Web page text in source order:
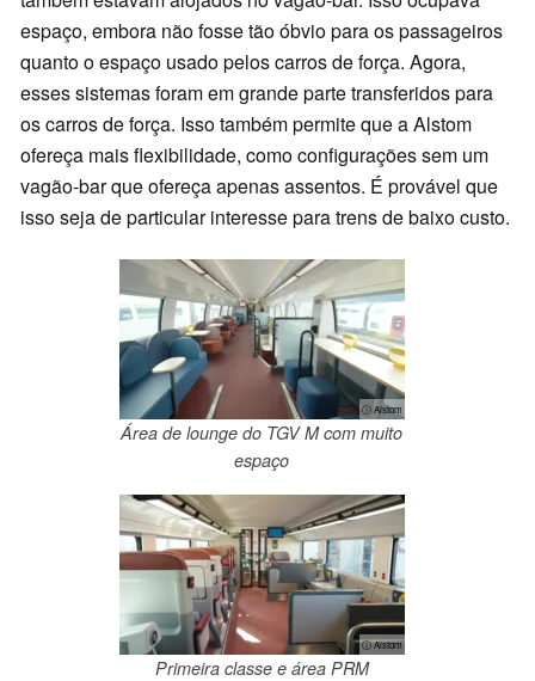
espaço, embora não fosse tão óbvio para os passageiros
quanto o espaço usado pelos carros de força. Agora,
esses sistemas foram em grande parte transferidos para
os carros de força. Isso também permite que a Alstom
ofereça mais flexibilidade, como configurações sem um
vagão-bar que ofereça apenas assentos. É provável que
isso seja de particular interesse para trens de baixo custo.
ⓘ Alstom
Área de lounge do TGV M com muito
espaço
ⓘ Alstom
Primeira classe e área PRM